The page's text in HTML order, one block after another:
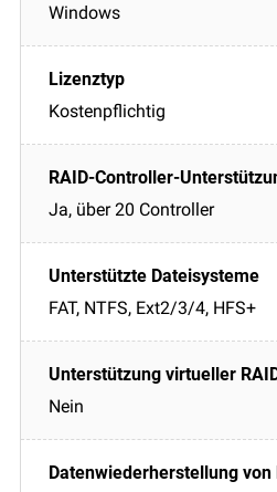
Windows
Kostenpflichtig
Ja, über 20 Controller
FAT, NTFS, Ext2/3/4, HFS+
Nein